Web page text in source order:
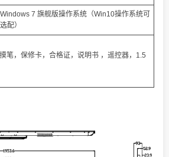
Windows 7 旗舰版操作系统（Win10操作系统可
选配）
笔，保修卡，合格证，说明书 ，遥控器，1.5